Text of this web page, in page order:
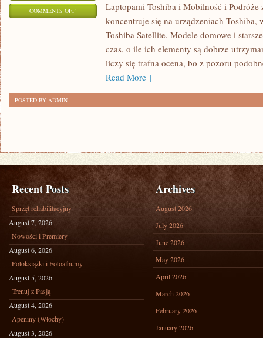
COMMENTS OFFON
MOBILNOŚĆ
Laptopami Toshiba i Mobilność i Podróże
koncentruje się na urządzeniach
Toshiba Satellite. Modele domowe i
czas, o ile ich elementy są dobrze
liczy się trafna ocena, bo z pozoru
Read More ]
POSTED BY ADMIN
Recent Posts
Sprzęt rehabilitacyjny
August 7, 2026
Nowości i Premiery
August 6, 2026
Fotoksiążki i Fotoalbumy
August 5, 2026
Trenuj z Pasją
August 4, 2026
Apeniny (Włochy)
August 3, 2026
Archives
August 2026
July 2026
June 2026
May 2026
April 2026
March 2026
February 2026
January 2026